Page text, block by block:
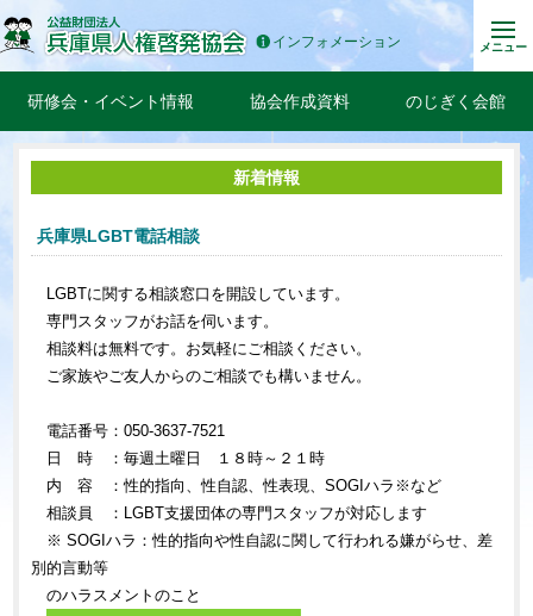
インフォメーション メニュー
研修会・イベント情報 協会作成資料 のじぎく会館
新着情報
兵庫県LGBT電話相談
LGBTに関する相談窓口を開設しています。
専門スタッフがお話を伺います。
相談料は無料です。お気軽にご相談ください。
ご家族やご友人からのご相談でも構いません。
電話番号：050-3637-7521
日 時 ：毎週土曜日 １８時～２１時
内 容 ：性的指向、性自認、性表現、SOGIハラ ※など
相談員 ： LGBT支援団体の専門スタッフが対応します
※ SOGIハラ：性的指向や性自認に関して行われる嫌がらせ、差
別的言動等
のハラスメントのこと